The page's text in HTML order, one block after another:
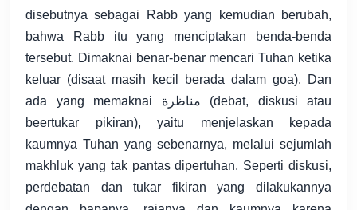
disebutnya sebagai Rabb yang kemudian berubah,
bahwa Rabb itu yang menciptakan benda-benda
tersebut. Dimaknai benar-benar mencari Tuhan ketika
keluar (disaat masih kecil berada dalam goa). Dan
ada yang memaknai مناظرة (debat, diskusi atau
beertukar pikiran), yaitu menjelaskan kepada
kaumnya Tuhan yang sebenarnya, melalui sejumlah
makhluk yang tak pantas dipertuhan. Seperti diskusi,
perdebatan dan tukar fikiran yang dilakukannya